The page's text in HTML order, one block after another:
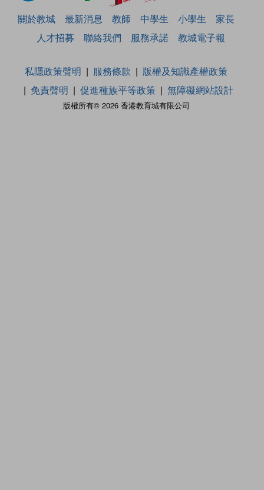
關於教城 最新消息 教師 中學生 小學生
家長
人才招募
聯絡我們 服務承諾 教城電子報
版權所有© 2026 香港教育城有限公司
私隱政策聲明 服務條款
版權及知識產權政策
免責聲明
促進種族平等政策 無障礙網站設計